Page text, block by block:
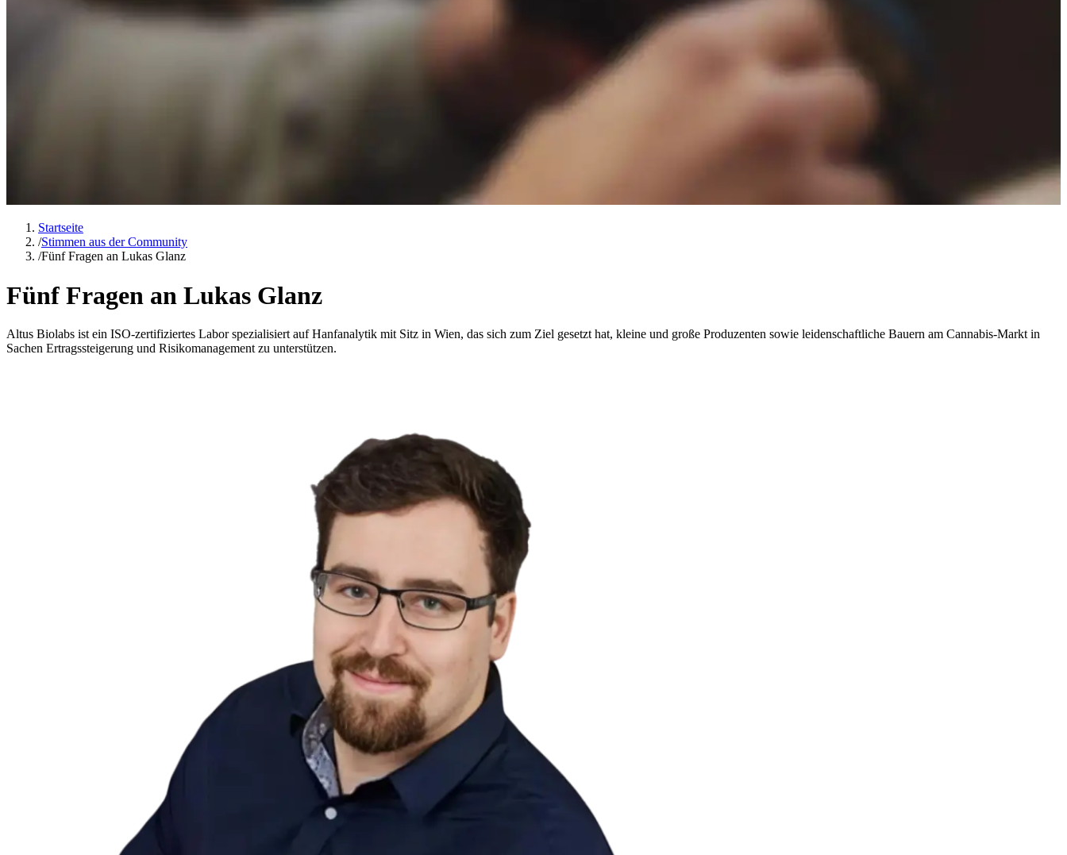
Startseite
/Stimmen aus der Community
/Fünf Fragen an Lukas Glanz
Fünf Fragen an Lukas Glanz
Altus Biolabs ist ein ISO-zertifiziertes Labor spezialisiert auf Hanfanalytik mit Sitz in Wien, das sich zum Ziel gesetzt hat, kleine und große Produzenten sowie leidenschaftliche Bauern am Cannabis-Markt in
Sachen Ertragssteigerung und Risikomanagement zu unterstützen.